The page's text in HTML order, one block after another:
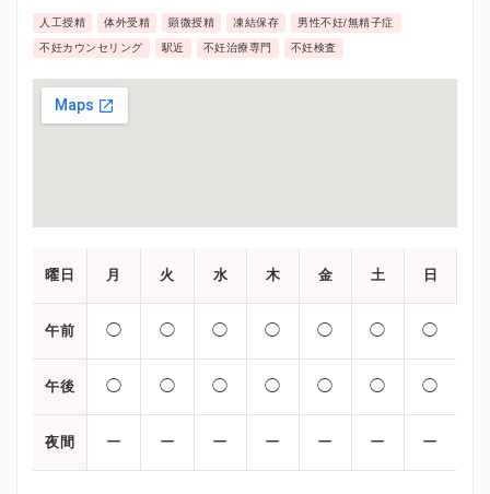
人工授精 体外受精 顕微授精 凍結保存 男性不妊/無精子症
不妊カウンセリング 駅近 不妊治療専門 不妊検査
曜日 月 火 水 木 金 土 日
午前 ◯ ◯ ◯ ◯ ◯ ◯ ◯
午後 ◯ ◯ ◯ ◯ ◯ ◯ ◯
夜間 ー ー ー ー ー ー ー